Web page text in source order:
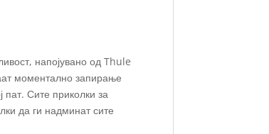
напојувано од Thule
моментално запирање
пат. Сите приколки за
да ги надминат сите